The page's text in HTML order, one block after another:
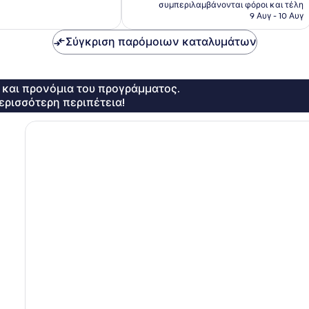
είναι
συμπεριλαμβάνονται φόροι και τέλη
9 Αυγ - 10 Αυγ
Σύγκριση παρόμοιων καταλυμάτων
και προνόμια του προγράμματος.
περιπέτεια!